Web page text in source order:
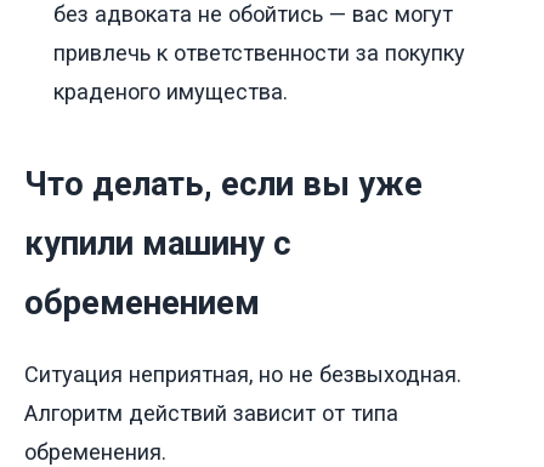
без адвоката не обойтись — вас могут
привлечь к ответственности за покупку
краденого имущества.
Что делать, если вы уже
купили машину с
обременением
Ситуация неприятная, но не безвыходная.
Алгоритм действий зависит от типа
обременения.